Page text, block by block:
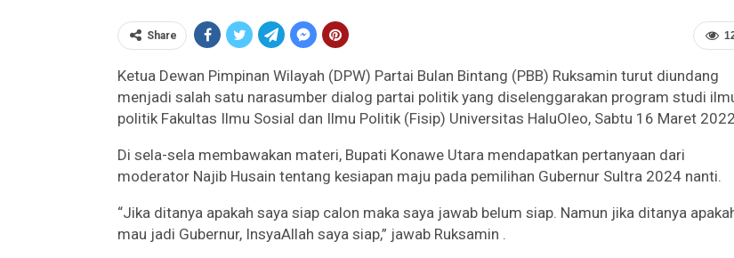
Share
Ketua Dewan Pimpinan Wilayah (DPW) Partai Bulan Bintang (PBB) Ruksamin turut diundang
menjadi salah satu narasumber dialog partai politik yang diselenggarakan program studi
politik Fakultas Ilmu Sosial dan Ilmu Politik (Fisip) Universitas HaluOleo, Sabtu 16 Maret
Di sela-sela membawakan materi, Bupati Konawe Utara mendapatkan pertanyaan dari
moderator Najib Husain tentang kesiapan maju pada pemilihan Gubernur Sultra 2024 nanti.
“Jika ditanya apakah saya siap calon maka saya jawab belum siap. Namun jika ditanya
mau jadi Gubernur, InsyaAllah saya siap,” jawab Ruksamin .